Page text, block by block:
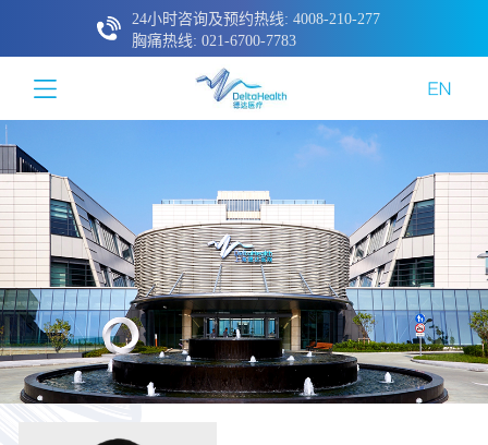
24小时咨询及预约热线: 4008-210-277
胸痛热线: 021-6700-7783